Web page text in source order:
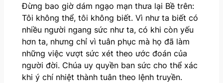
Đừng bao giờ dám ngạo mạn thưa lại Bề trên:
Tôi không thể, tôi không biết. Vì như ta biết có
nhiều người ngang sức như ta, có khi còn yếu
hơn ta, nhưng chỉ vì tuân phục mà họ đã làm
những việc vượt sức xét theo ước đoán của
người đời. Chúa uy quyền ban sức cho thể xác
khi ý chí nhiệt thành tuân theo lệnh truyền.